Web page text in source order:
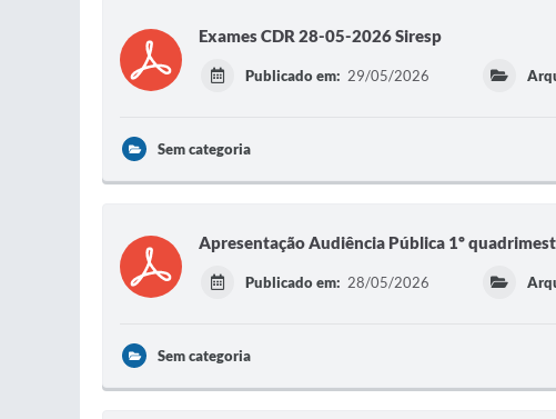
Exames CDR 28-05-2026 Siresp
Publicado em: 29/05/2026
Sem categoria
Apresentação Audiência Pública 1º
Publicado em: 28/05/2026
Sem categoria